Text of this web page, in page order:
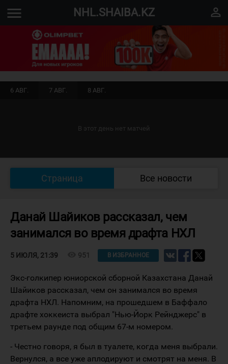
menu NHL.SHAIBA.KZ perm_identity
6 АВГ. 7 АВГ. 8 АВГ.
В этот день нет матчей
Страница Все новости
Данай Шайиков рассказал, чем
занимался во время драфта НХЛ
5 ИЮЛЯ, 21:39 951 В ИЗБРАННОЕ
Экс-голкипер юниорской сборной Казахстана Данай
Шайиков рассказал, чем он занимался во время
драфта НХЛ. Напомним, на прошедшем в Баффало
драфте хоккеиста выбрал "Нью-Йорк Рейнджерс" в
третьем раунде под общим 67-м номером.
- Честно говоря, я был в туалете, когда меня выбрали.
Вернулся, а все уже аплодируют и смотрят на меня. В